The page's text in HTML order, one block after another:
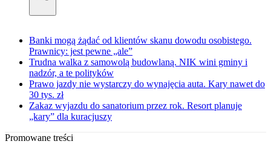
Banki mogą żądać od klientów skanu dowodu osobistego.
Prawnicy: jest pewne „ale”
Trudna walka z samowolą budowlaną. NIK wini gminy i
nadzór, a te polityków
Prawo jazdy nie wystarczy do wynajęcia auta. Kary nawet do
30 tys. zł
Zakaz wyjazdu do sanatorium przez rok. Resort planuje
„kary” dla kuracjuszy
Promowane treści